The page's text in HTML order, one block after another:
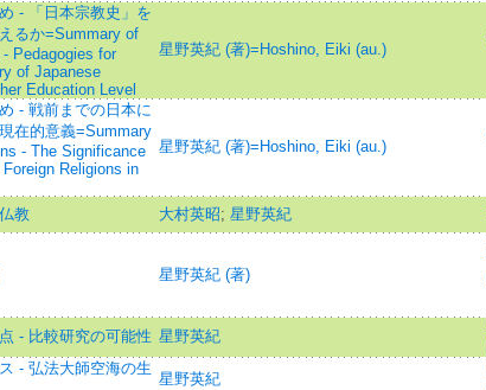
- 「日本宗教史」を
るか=Summary of
Pedagogies for
of Japanese
Education Level
星野英紀 (著)=Hoshino, Eiki (au.)
- 戦前までの日本に
在的意義=Summary
- The Significance
Religions in
星野英紀 (著)=Hoshino, Eiki (au.)
教 大村英昭; 星野英紀
星野英紀 (著)
- 比較研究の可能性 星野英紀
- 弘法大師空海の生
星野英紀